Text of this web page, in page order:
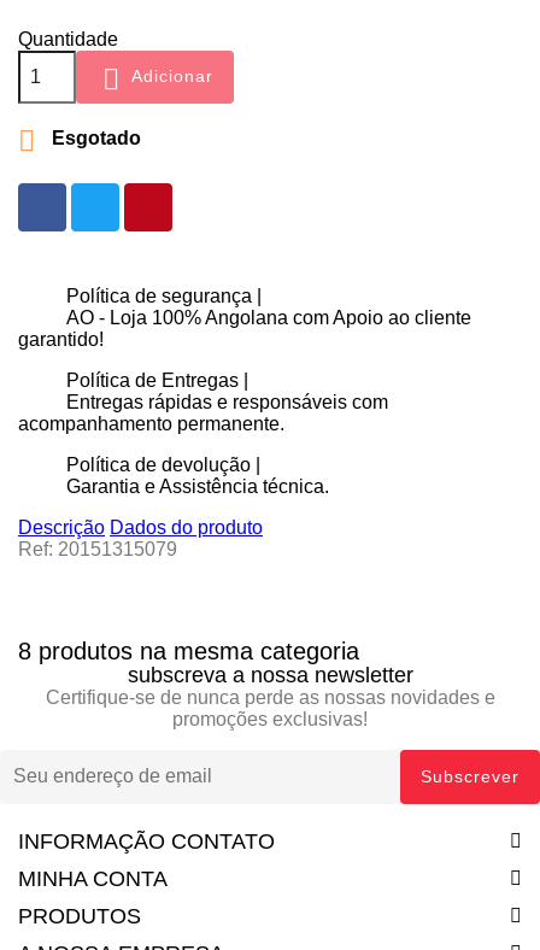
Quantidade
 Adicionar
 Esgotado
Política de segurança |
AO - Loja 100% Angolana com Apoio ao cliente
garantido!
Política de Entregas |
Entregas rápidas e responsáveis com
acompanhamento permanente.
Política de devolução |
Garantia e Assistência técnica.
Descrição Dados do produto
Ref: 20151315079
8 produtos na mesma categoria
subscreva a nossa newsletter
Certifique-se de nunca perde as nossas novidades e
promoções exclusivas!
INFORMAÇÃO CONTATO
MINHA CONTA
PRODUTOS